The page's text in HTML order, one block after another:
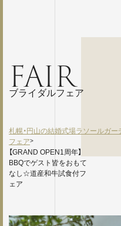
FAIR
ブライダルフェア
札幌・円山の結婚式場ラソールガー
フェア>
【GRAND OPEN1周年】
BBQでゲスト皆をおもて
なし☆道産和牛試食付フ
ェア